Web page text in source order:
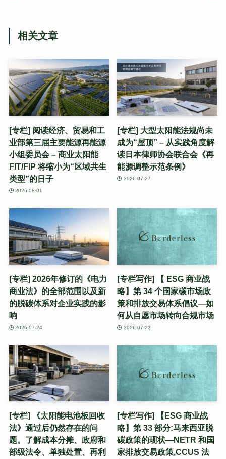
相关文章
[专栏] 阅读经济、贸易和工
业部第三届主要能源再能源
小组委员会 – 商业太阳能
FIT/FIP 将缩小为“区域共生
类型”的日子
2026-08-01
[专栏] 大型太阳能法规尚未
成为“屋顶” – 从实践角度解
读日本律师协会联合会《再
能源调整示范条例》
2026-07-27
[专栏] 2026年修订的《电力
商业法》的全部范围以及新
的脱碳体系对企业实践的影
响
2026-07-24
[专栏写作] 【 ESG 商业战
略】第 34 个国家碳市场政
策和排放交易体系倡议—如
何从自愿市场转向合规市场
2026-07-22
[专栏] 《太阳能电池板回收
法》通过后仍然存在的问
题。了解成本分摊、政府和
部级法令、单独处置、再利
[专栏写作] 【ESG 商业战
略】第 33 部分:马来西亚脱
碳政策的现状—NETR 和国
家排放交易政策,CCUS 法